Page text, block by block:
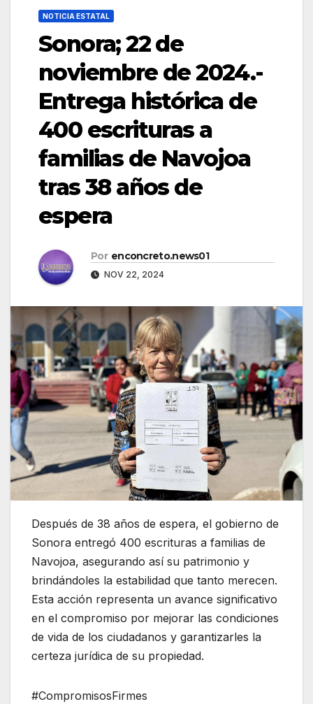
NOTICIA ESTATAL
Sonora; 22 de
noviembre de 2024.-
Entrega histórica de
400 escrituras a
familias de Navojoa
tras 38 años de
espera
Por enconcreto.news01
NOV 22, 2024
Después de 38 años de espera, el gobierno de
Sonora entregó 400 escrituras a familias de
Navojoa, asegurando así su patrimonio y
brindándoles la estabilidad que tanto merecen.
Esta acción representa un avance significativo
en el compromiso por mejorar las condiciones
de vida de los ciudadanos y garantizarles la
certeza jurídica de su propiedad.
#CompromisosFirmes